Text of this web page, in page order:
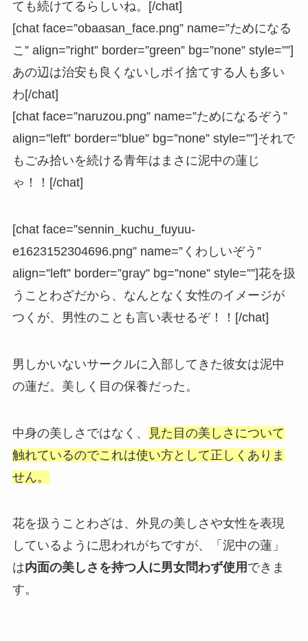
ても続けてるらしいね。[/chat]
[chat face=”obaasan_face.png” name=”ためになる
こ” align=”right” border=”green” bg=”none” style=””]
あの辺は治安も良くないしポイ捨てする人も多い
わ[/chat]
[chat face=”naruzou.png” name=”ためになるぞう”
align=”left” border=”blue” bg=”none” style=””]それで
もごみ拾いを続ける青年はまさに泥中の蓮じ
ゃ！！[/chat]
[chat face=”sennin_kuchu_fuyuu-
e1623152304696.png” name=”くわしいぞう”
align=”left” border=”gray” bg=”none” style=””]花を扱
うことわざだから、なんとなく女性のイメージが
つくが、男性のことも言い表せるぞ！！[/chat]
男しかいないサークルに入部してきた彼女は泥中
の蓮だ。美しく目の保養だった。
中身の美しさではなく、
見た目の美しさについて
触れているのでこれは使い方として正しくありま
せん。
花を扱うことわざは、外見の美しさや女性を表現
しているように思われがちですが、「泥中の蓮」
は内面の美しさを持つ人に男女問わず使用 できま
す。